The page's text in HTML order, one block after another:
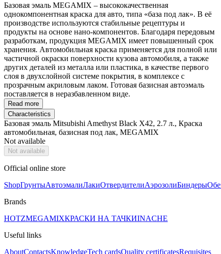
Базовая эмаль MEGAMIX – высококачественная
однокомпонентная краска для авто, типа «база под лак». В её
производстве используются стабильные рецептуры и
продукты на основе нано-компонентов. Благодаря передовым
разработкам, продукция MEGAMIX имеет повышенный срок
хранения. Автомобильная краска применяется для полной или
частичной окраски поверхности кузова автомобиля, а также
других деталей из металла или пластика, в качестве первого
слоя в двухслойной системе покрытия, в комплексе с
прозрачным акриловым лаком. Готовая базисная автоэмаль
поставляется в неразбавленном виде.
Read more
Characteristics
Базовая эмаль Mitsubishi Amethyst Black X42, 2.7 л., Краска
автомобильная, базисная под лак, MEGAMIX
Not available
Not available
Official online store
ShopГрунтыАвтоэмалиЛакиОтвердителиАэрозолиБиндеры
Brands
HOTZMEGAMIXКРАСКИ НА ТАЧКИINACHE
Useful links
AboutContactsKnowledgeTech cardsQuality certificatesRequisites